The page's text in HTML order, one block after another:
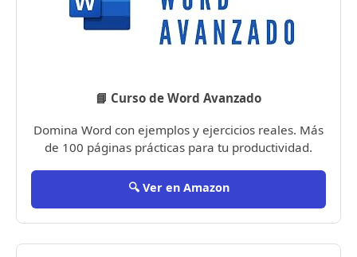
📘 Curso de Word Avanzado
Domina Word con ejemplos y ejercicios reales. Más
de 100 páginas prácticas para tu productividad.
🔍 Ver en Amazon